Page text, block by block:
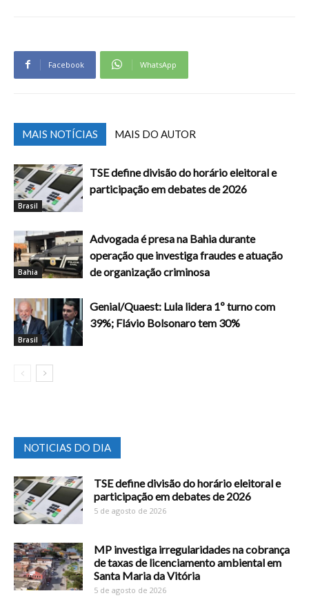
Facebook WhatsApp
MAIS NOTÍCIAS MAIS DO AUTOR
Brasil
TSE define divisão do horário eleitoral e
participação em debates de 2026
Bahia
Advogada é presa na Bahia durante
operação que investiga fraudes e atuação
de organização criminosa
Brasil
Genial/Quaest: Lula lidera 1º turno com
39%; Flávio Bolsonaro tem 30%
NOTICIAS DO DIA
TSE define divisão do horário eleitoral e
participação em debates de 2026
5 de agosto de 2026
MP investiga irregularidades na cobrança
de taxas de licenciamento ambiental em
Santa Maria da Vitória
5 de agosto de 2026